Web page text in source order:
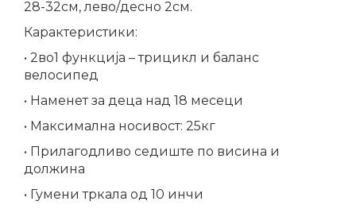
28-32см, лево/десно 2см.
Карактеристики:
• 2во1 функција – трицикл и баланс
велосипед
• Наменет за деца над 18 месеци
• Максимална носивост: 25кг
• Прилагодливо седиште по висина и
должина
• Гумени тркала од 10 инчи